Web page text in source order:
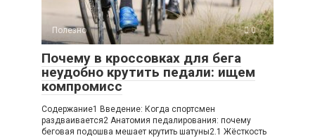
Полезно 0
Почему в кроссовках для бега
неудобно крутить педали: ищем
компромисс
Содержание1 Введение: Когда спортсмен
раздваивается2 Анатомия педалирования: почему
беговая подошва мешает крутить шатуны2.1 Жёсткость